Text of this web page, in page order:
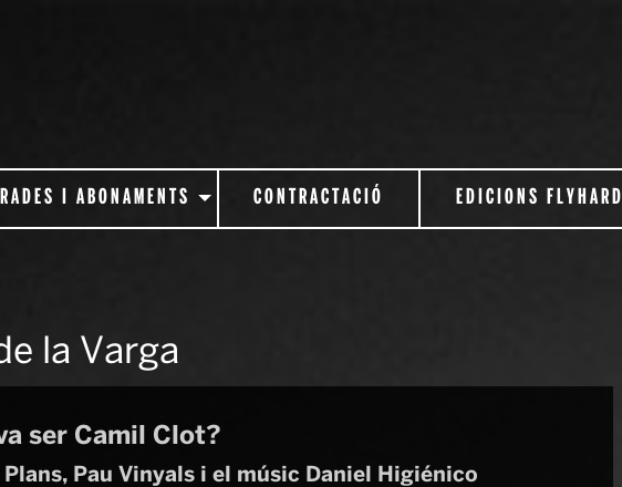
I ABONAMENTS CONTRACTACIÓ EDICIONS FLYHARD
la Varga
ser Camil Clot?
Plans, Pau Vinyals i el músic Daniel Higiénico